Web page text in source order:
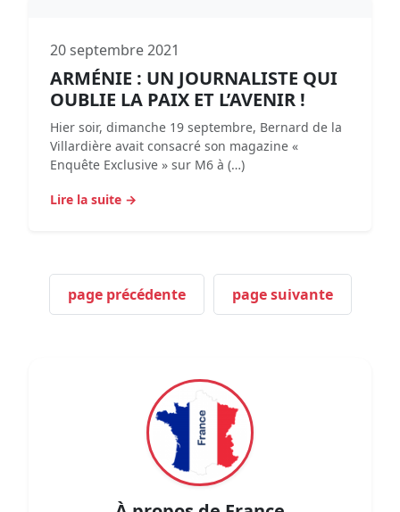
20 septembre 2021
ARMÉNIE : UN JOURNALISTE QUI
OUBLIE LA PAIX ET L’AVENIR !
Hier soir, dimanche 19 septembre, Bernard de la
Villardière avait consacré son magazine «
Enquête Exclusive » sur M6 à (…)
Lire la suite →
page précédente page suivante